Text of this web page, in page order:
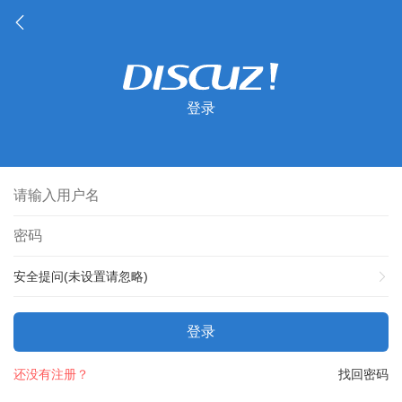
登录
安全提问(未设置请忽略)
登录
找回密码
还没有注册？